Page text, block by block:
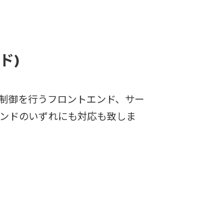
)
御を行うフロントエンド、サー
ドのいずれにも対応も致しま